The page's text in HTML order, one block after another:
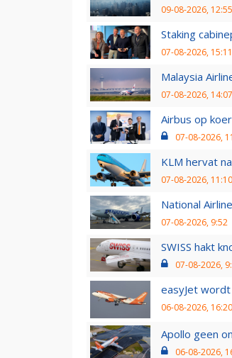
09-08-2026, 12:55
Staking
07-08-2026, 15:11
Malaysia
07-08-2026, 14:07
Airbus op
07-08-2026,
KLM hervat
07-08-2026, 11:10
National
07-08-2026, 9:52
SWISS hakt
07-08-2026,
easyJet
06-08-2026, 16:20
Apollo geen
06-08-2026,